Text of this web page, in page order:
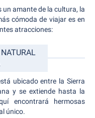
un amante de la cultura, la
cómoda de viajar es en
atracciones:
ubicado entre la Sierra
y se extiende hasta la
encontrará hermosas
único.